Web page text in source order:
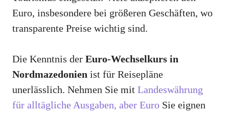
Euro, insbesondere bei größeren Geschäften, wo
transparente Preise wichtig sind.
Die Kenntnis der Euro-Wechselkurs in
Nordmazedonien ist für Reisepläne
unerlässlich. Nehmen Sie mit Landeswährung
für alltägliche Ausgaben, aber Euro Sie eignen